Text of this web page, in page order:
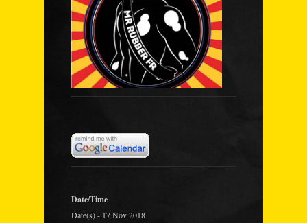
Date/Time
Date(s) - 17 Nov 2018